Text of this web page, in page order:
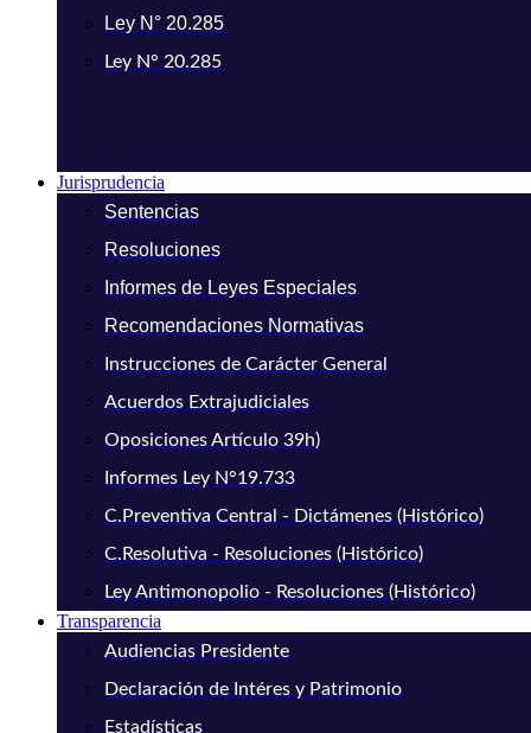
Ley N° 20.285
Ley N° 20.285
Jurisprudencia
Sentencias
Resoluciones
Informes de Leyes Especiales
Recomendaciones Normativas
Instrucciones de Carácter General
Acuerdos Extrajudiciales
Oposiciones Artículo 39h)
Informes Ley N°19.733
C.Preventiva Central - Dictámenes (Histórico)
C.Resolutiva - Resoluciones (Histórico)
Ley Antimonopolio - Resoluciones (Histórico)
Transparencia
Audiencias Presidente
Declaración de Intéres y Patrimonio
Estadísticas